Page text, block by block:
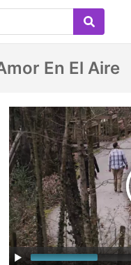
En El Aire